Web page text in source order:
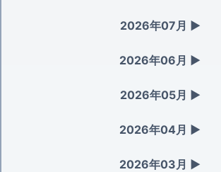
2026年07月 ▶
2026年06月 ▶
2026年05月 ▶
2026年04月 ▶
2026年03月 ▶